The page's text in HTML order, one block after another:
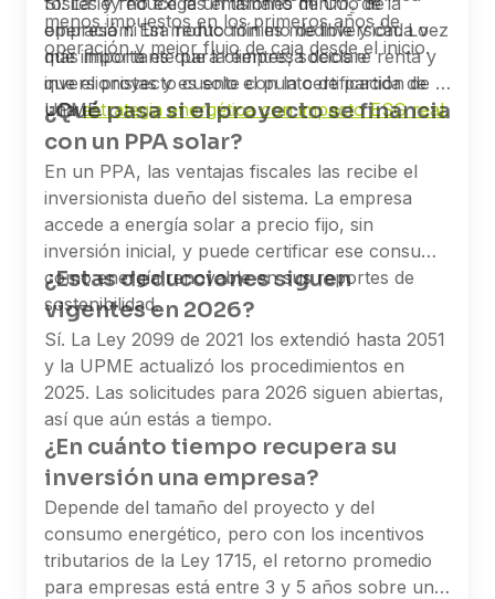
Colombia construya una matriz energética que
esté a la altura de su potencial. Por eso
seguimos de cerca cada avance regulatorio,
cada innovación tecnológica y cada
conversación que define hacia dónde va el
sector.
La aprobación de la Ley de Energía Nuclear
define lo que será posible a mediano plazo y
nosotros queremos estar en ese futuro
construyéndolo.
menos impuestos en los primeros años de
operación y mejor flujo de caja desde el inicio.
operación. Esa reducción es medible y cada vez
más importante para clientes, socios e
inversionistas y es solo el punto de partida de
unaestrategia energética con impacto ESG real.
empresa ni un monto mínimo de inversión. Lo
que importa es que la empresa declare renta y
que el proyecto cuente con la certificación de la
UPME.
¿Qué pasa si el proyecto se financia
con un PPA solar?
En un PPA, las ventajas fiscales las recibe el
inversionista dueño del sistema. La empresa
accede a energía solar a precio fijo, sin
inversión inicial, y puede certificar ese consumo
como energía renovable en sus reportes de
sostenibilidad.
¿Estas deducciones siguen
vigentes en 2026?
Sí. La Ley 2099 de 2021 los extendió hasta 2051
y la UPME actualizó los procedimientos en
2025. Las solicitudes para 2026 siguen abiertas,
así que aún estás a tiempo.
¿En cuánto tiempo recupera su
inversión una empresa?
Depende del tamaño del proyecto y del
consumo energético, pero con los incentivos
tributarios de la Ley 1715, el retorno promedio
para empresas está entre 3 y 5 años sobre un